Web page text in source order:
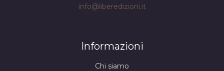
info@liberedizioni.it
Informazioni
Chi siamo